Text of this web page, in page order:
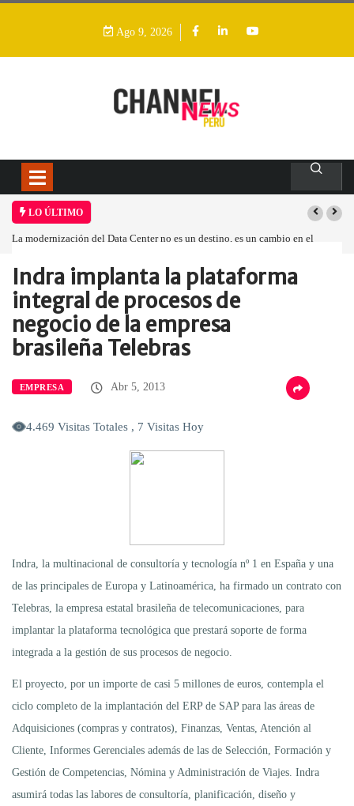
Ago 9, 2026
LO ÚLTIMO
La modernización del Data Center no es un destino, es un cambio en el
Home
Empresa Indra implanta la…
Indra implanta la plataforma
integral de procesos de
negocio de la empresa
brasileña Telebras
EMPRESA Abr 5, 2013
4.469 Visitas Totales , 7 Visitas Hoy
Indra, la multinacional de consultoría y tecnología nº 1 en España y una
de las principales de Europa y Latinoamérica, ha firmado un contrato con
Telebras, la empresa estatal brasileña de telecomunicaciones, para
implantar la plataforma tecnológica que prestará soporte de forma
integrada a la gestión de sus procesos de negocio.
El proyecto, por un importe de casi 5 millones de euros, contempla el
ciclo completo de la implantación del ERP de SAP para las áreas de
Adquisiciones (compras y contratos), Finanzas, Ventas, Atención al
Cliente, Informes Gerenciales además de las de Selección, Formación y
Gestión de Competencias, Nómina y Administración de Viajes. Indra
asumirá todas las labores de consultoría, planificación, diseño y